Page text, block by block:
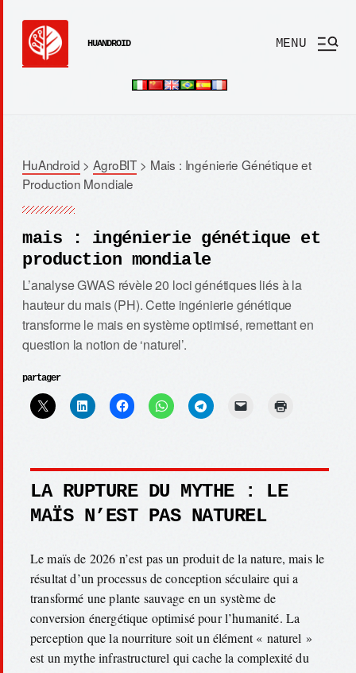
HUANDROID MENU
HuAndroid >AgroBIT > Mais : Ingénierie Génétique et
Production Mondiale
mais : ingénierie génétique et
production mondiale
L’analyse GWAS révèle 20 loci génétiques liés à la
hauteur du mais (PH). Cette ingénierie génétique
transforme le mais en système optimisé, remettant en
question la notion de ‘naturel’.
partager
LA RUPTURE DU MYTHE : LE
MAÏS N’EST PAS NATUREL
Le maïs de 2026 n’est pas un produit de la nature, mais le
résultat d’un processus de conception séculaire qui a
transformé une plante sauvage en un système de
conversion énergétique optimisé pour l’humanité. La
perception que la nourriture soit un élément « naturel »
est un mythe infrastructurel qui cache la complexité du